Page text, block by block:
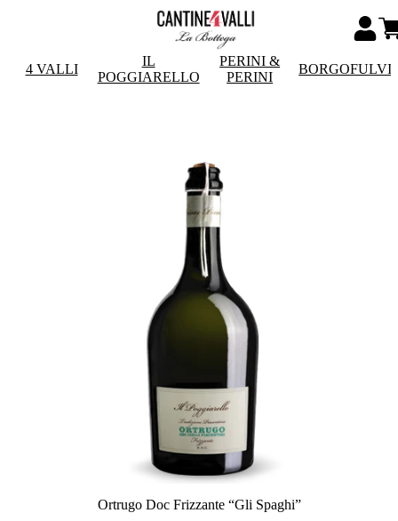
4 VALLI
IL
POGGIARELLO
PERINI &
PERINI
Ortrugo Doc Frizzante “Gli Spaghi”